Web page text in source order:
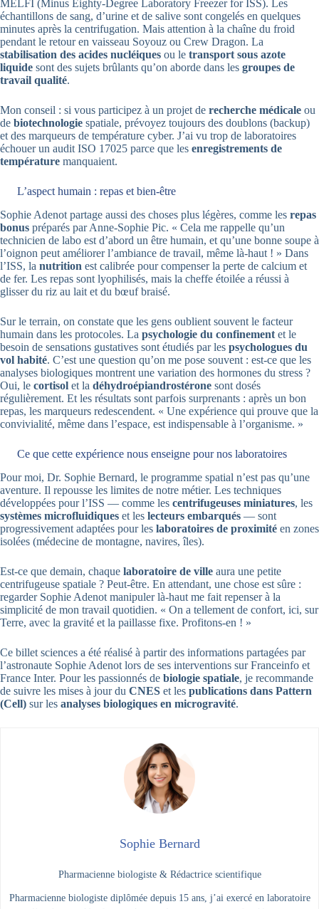
MELFI (Minus Eighty-Degree Laboratory Freezer for ISS). Les
échantillons de sang, d’urine et de salive sont congelés en quelques
minutes après la centrifugation. Mais attention à la chaîne du froid
pendant le retour en vaisseau Soyouz ou Crew Dragon. La
stabilisation des acides nucléiques ou le transport sous azote
liquide sont des sujets brûlants qu’on aborde dans les groupes de
travail qualité.
Mon conseil : si vous participez à un projet de recherche médicale ou
de biotechnologie spatiale, prévoyez toujours des doublons (backup)
et des marqueurs de température cyber. J’ai vu trop de laboratoires
échouer un audit ISO 17025 parce que les enregistrements de
température manquaient.
L’aspect humain : repas et bien-être
Sophie Adenot partage aussi des choses plus légères, comme les repas
bonus préparés par Anne-Sophie Pic. « Cela me rappelle qu’un
technicien de labo est d’abord un être humain, et qu’une bonne soupe à
l’oignon peut améliorer l’ambiance de travail, même là-haut ! » Dans
l’ISS, la nutrition est calibrée pour compenser la perte de calcium et
de fer. Les repas sont lyophilisés, mais la cheffe étoilée a réussi à
glisser du riz au lait et du bœuf braisé.
Sur le terrain, on constate que les gens oublient souvent le facteur
humain dans les protocoles. La psychologie du confinement et le
besoin de sensations gustatives sont étudiés par les psychologues du
vol habité. C’est une question qu’on me pose souvent : est-ce que les
analyses biologiques montrent une variation des hormones du stress ?
Oui, le cortisol et la déhydroépiandrostérone sont dosés
régulièrement. Et les résultats sont parfois surprenants : après un bon
repas, les marqueurs redescendent. « Une expérience qui prouve que la
convivialité, même dans l’espace, est indispensable à l’organisme. »
Ce que cette expérience nous enseigne pour nos laboratoires
Pour moi, Dr. Sophie Bernard, le programme spatial n’est pas qu’une
aventure. Il repousse les limites de notre métier. Les techniques
développées pour l’ISS — comme les centrifugeuses miniatures, les
systèmes microfluidiques et les lecteurs embarqués — sont
progressivement adaptées pour les laboratoires de proximité en zones
isolées (médecine de montagne, navires, îles).
Est-ce que demain, chaque laboratoire de ville aura une petite
centrifugeuse spatiale ? Peut-être. En attendant, une chose est sûre :
regarder Sophie Adenot manipuler là-haut me fait repenser à la
simplicité de mon travail quotidien. « On a tellement de confort, ici, sur
Terre, avec la gravité et la paillasse fixe. Profitons-en ! »
Ce billet sciences a été réalisé à partir des informations partagées par
l’astronaute Sophie Adenot lors de ses interventions sur Franceinfo et
France Inter. Pour les passionnés de biologie spatiale, je recommande
de suivre les mises à jour du CNES et les publications dans Pattern
(Cell) sur les analyses biologiques en microgravité.
Sophie Bernard
Pharmacienne biologiste & Rédactrice scientifique
Pharmacienne biologiste diplômée depuis 15 ans, j’ai exercé en laboratoire